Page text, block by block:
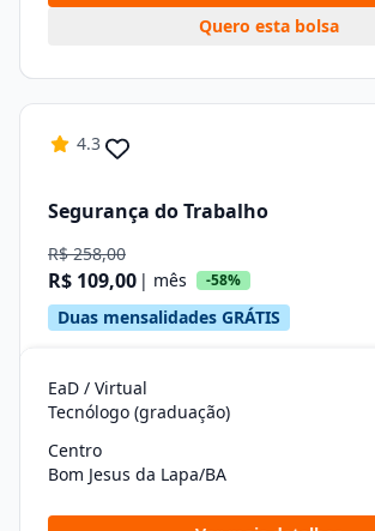
Quero esta bolsa
4.3
Segurança do Trabalho
R$ 258,00
R$ 109,00 | mês -58%
Duas mensalidades GRÁTIS
EaD / Virtual
Tecnólogo (graduação)
Centro
Bom Jesus da Lapa/BA